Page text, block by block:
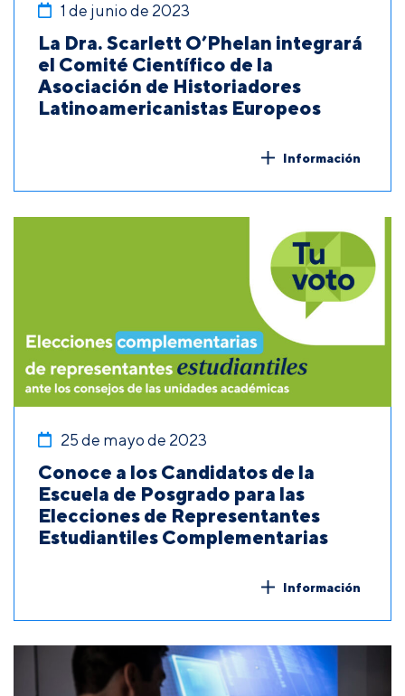
1 de junio de 2023
La Dra. Scarlett O’Phelan integrará
el Comité Científico de la
Asociación de Historiadores
Latinoamericanistas Europeos
Información
25 de mayo de 2023
Conoce a los Candidatos de la
Escuela de Posgrado para las
Elecciones de Representantes
Estudiantiles Complementarias
Información